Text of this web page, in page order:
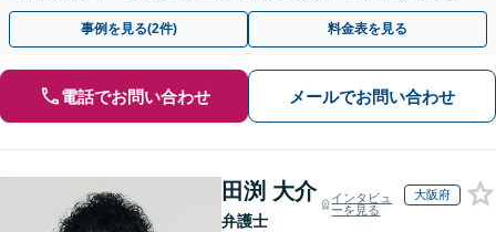
料】
事例を見る(2件) 料金表を見る
電話でお問い合わせ メールでお問い合わせ
田渕 大介
弁護士
インタビュ
ーを見る
大阪府